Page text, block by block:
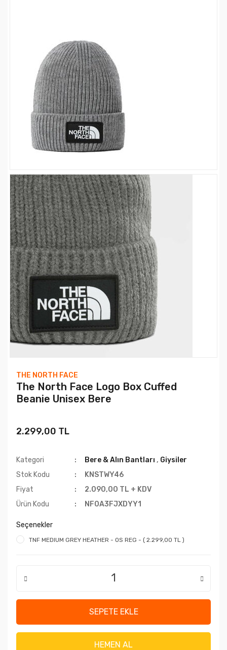
THE NORTH FACE
The North Face Logo Box Cuffed
Beanie Unisex Bere
2.299,00 TL
Kategori Bere & Alın Bantları , Giysiler
Stok Kodu
KNSTWY46
Fiyat
2.090,00 TL + KDV
Ürün Kodu
NF0A3FJXDYY1
Seçenekler
TNF MEDIUM GREY HEATHER - OS REG - ( 2.299,00 TL )
SEPETE EKLE
HEMEN AL